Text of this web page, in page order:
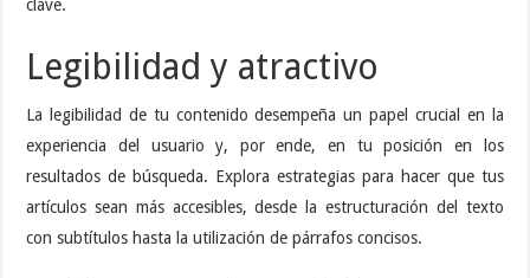
clave.
Legibilidad y atractivo
La legibilidad de tu contenido desempeña un papel crucial en la
experiencia del usuario y, por ende, en tu posición en los
resultados de búsqueda. Explora estrategias para hacer que tus
artículos sean más accesibles, desde la estructuración del texto
con subtítulos hasta la utilización de párrafos concisos.